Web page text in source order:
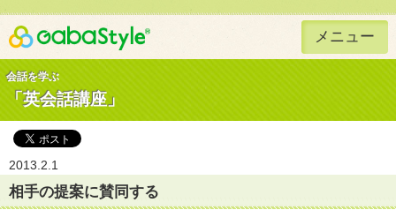
Gaba Style 無料で英語学習 メニュー
会話を学ぶ
「英会話講座」
2013.2.1
相手の提案に賛同する